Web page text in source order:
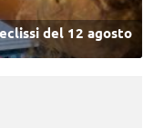
del 12 agosto